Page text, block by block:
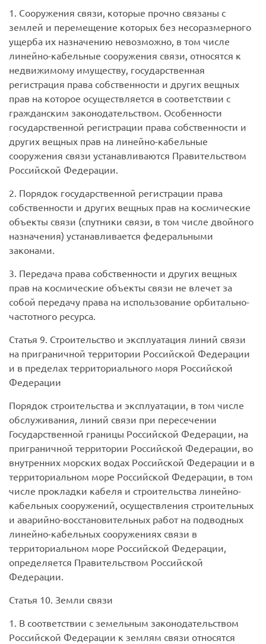
1. Сооружения связи, которые прочно связаны с
землей и перемещение которых без несоразмерного
ущерба их назначению невозможно, в том числе
линейно-кабельные сооружения связи, относятся к
недвижимому имуществу, государственная
регистрация права собственности и других вещных
прав на которое осуществляется в соответствии с
гражданским законодательством. Особенности
государственной регистрации права собственности и
других вещных прав на линейно-кабельные
сооружения связи устанавливаются Правительством
Российской Федерации.
2. Порядок государственной регистрации права
собственности и других вещных прав на космические
объекты связи (спутники связи, в том числе двойного
назначения) устанавливается федеральными
законами.
3. Передача права собственности и других вещных
прав на космические объекты связи не влечет за
собой передачу права на использование орбитально-
частотного ресурса.
Статья 9. Строительство и эксплуатация линий связи
на приграничной территории Российской Федерации
и в пределах территориального моря Российской
Федерации
Порядок строительства и эксплуатации, в том числе
обслуживания, линий связи при пересечении
Государственной границы Российской Федерации, на
приграничной территории Российской Федерации, во
внутренних морских водах Российской Федерации и в
территориальном море Российской Федерации, в том
числе прокладки кабеля и строительства линейно-
кабельных сооружений, осуществления строительных
и аварийно-восстановительных работ на подводных
линейно-кабельных сооружениях связи в
территориальном море Российской Федерации,
определяется Правительством Российской
Федерации.
Статья 10. Земли связи
1. В соответствии с земельным законодательством
Российской Федерации к землям связи относятся